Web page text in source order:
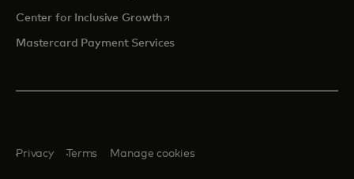
Center for Inclusive Growthopens in a new tab
Mastercard Payment Services
Privacy Terms Manage cookies